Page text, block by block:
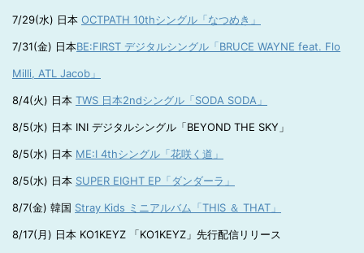
7/29(水) 日本 OCTPATH 10thシングル「なつめき」
7/31(金) 日本BE:FIRST デジタルシングル「BRUCE WAYNE feat. Flo
Milli, ATL Jacob」
8/4(火) 日本 TWS 日本2ndシングル「SODA SODA」
8/5(水) 日本 INI デジタルシングル「BEYOND THE SKY」
8/5(水) 日本 ME:I 4thシングル「花咲く道」
8/5(水) 日本 SUPER EIGHT EP「ダンダーラ」
8/7(金) 韓国 Stray Kids ミニアルバム「THIS ＆ THAT」
8/17(月) 日本 KO1KEYZ 「KO1KEYZ」先行配信リリース